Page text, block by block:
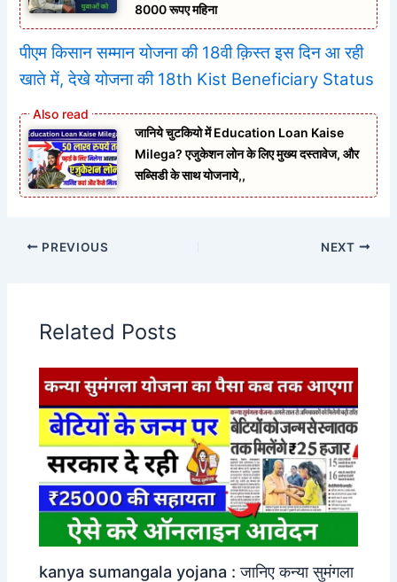
8000 रूपए महिना
पीएम किसान सम्मान योजना की 18वी क़िस्त इस दिन आ रही
खाते में, देखे योजना की 18th Kist Beneficiary Status
जानिये चुटकियो में Education Loan Kaise
Milega? एजुकेशन लोन के लिए मुख्य दस्तावेज, और
सब्सिडी के साथ योजनाये,,
PREVIOUS NEXT
Related Posts
kanya sumangala yojana : जानिए कन्या सुमंगला